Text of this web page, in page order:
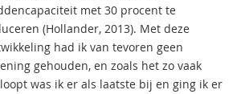
met 30 procent te
(Hollander, 2013). Met deze
had ik van tevoren geen
gehouden, en zoals het zo vaak
was ik er als laatste bij en ging ik er